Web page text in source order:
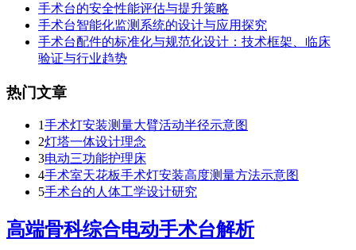
手术台的安全性能评估与提升策略
手术台智能化监测系统的设计与应用探究
手术台配件的标准化与规范化设计：技术框架、临床
验证与行业趋势
热门文章
1手术灯安装测量大臂活动半径示意图
2灯塔一体设计理念
3电动三功能护理床
4手术室天花板手术灯安装高度测量方法示意图
5手术台的人体工学设计研究
高端骨科综合电动手术台解析